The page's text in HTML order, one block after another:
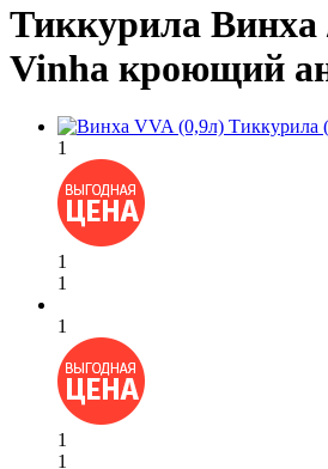
Тиккурила
Vinha кроющий
1
1
1
1
1
1